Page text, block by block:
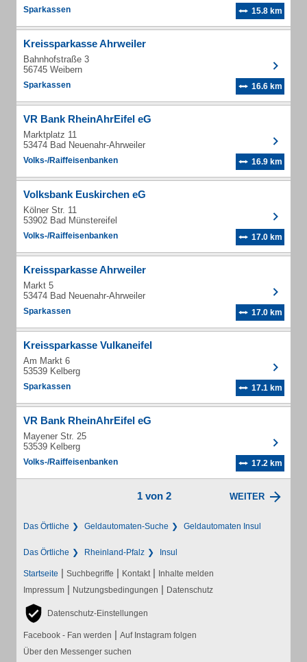
Sparkassen 15.8 km
Kreissparkasse Ahrweiler
Bahnhofstraße 3
56745 Weibern
Sparkassen 16.6 km
VR Bank RheinAhrEifel eG
Marktplatz 11
53474 Bad Neuenahr-Ahrweiler
Volks-/Raiffeisenbanken 16.9 km
Volksbank Euskirchen eG
Kölner Str. 11
53902 Bad Münstereifel
Volks-/Raiffeisenbanken 17.0 km
Kreissparkasse Ahrweiler
Markt 5
53474 Bad Neuenahr-Ahrweiler
Sparkassen 17.0 km
Kreissparkasse Vulkaneifel
Am Markt 6
53539 Kelberg
Sparkassen 17.1 km
VR Bank RheinAhrEifel eG
Mayener Str. 25
53539 Kelberg
Volks-/Raiffeisenbanken 17.2 km
1 von 2 WEITER
Das Örtliche Geldautomaten-Suche Geldautomaten Insul
Das Örtliche Rheinland-Pfalz Insul
Startseite | Suchbegriffe | Kontakt | Inhalte melden
Impressum | Nutzungsbedingungen | Datenschutz
Datenschutz-Einstellungen
Facebook - Fan werden | Auf Instagram folgen
Über den Messenger suchen